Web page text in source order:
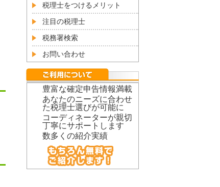
税理士をつけるメリット
注目の税理士
税務署検索
お問い合わせ
豊富な確定申告情報満載
あなたのニーズに合わせ
た税理士選びが可能に
コーディネーターが親切
丁寧にサポートします
数多くの紹介実績